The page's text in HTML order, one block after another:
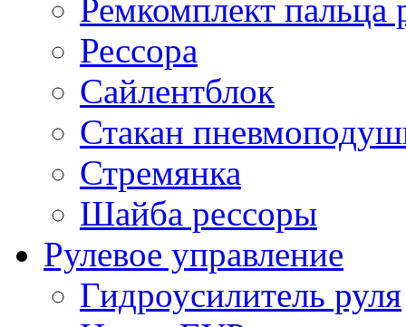
Ремкомплект пальца
Рессора
Сайлентблок
Стакан
Стремянка
Шайба рессоры
Рулевое управление
Гидроусилитель руля